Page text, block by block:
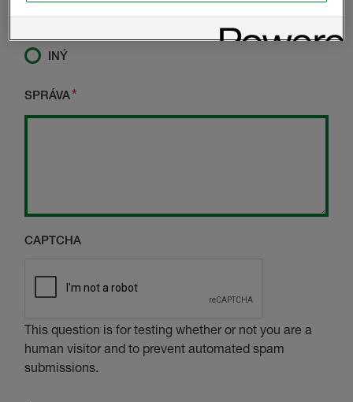
INÝ
SPRÁVA
CAPTCHA
This question is for testing whether or not you are a
human visitor and to prevent automated spam
submissions.